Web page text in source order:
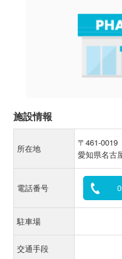
施設情報
所在地
〒461-0019
愛知県名古
電話番号
駐車場
交通手段